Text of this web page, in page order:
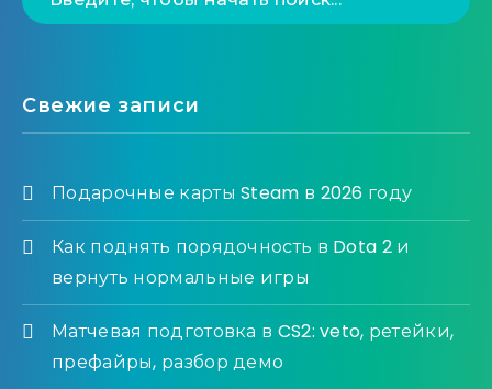
Свежие записи
Подарочные карты Steam в 2026 году
Как поднять порядочность в Dota 2 и
вернуть нормальные игры
Матчевая подготовка в CS2: veto, ретейки,
префайры, разбор демо